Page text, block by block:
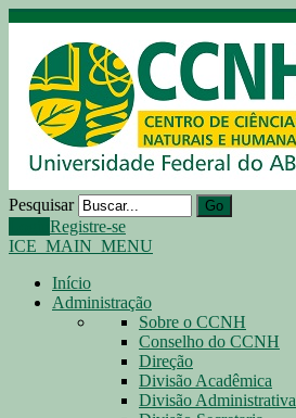
Pesquisar Go
Registre-se
ICE_MAIN_MENU
Início
Administração
Sobre o CCNH
Conselho do CCNH
Direção
Divisão Acadêmica
Divisão Administrativa